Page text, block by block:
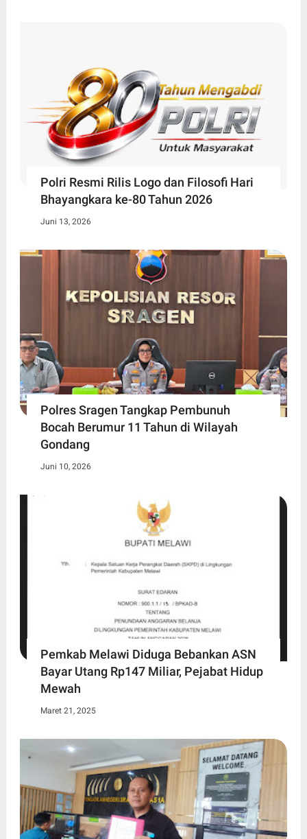
Polri Resmi Rilis Logo dan Filosofi Hari
Bhayangkara ke-80 Tahun 2026
Juni 13, 2026
Polres Sragen Tangkap Pembunuh
Bocah Berumur 11 Tahun di Wilayah
Gondang
Juni 10, 2026
Pemkab Melawi Diduga Bebankan ASN
Bayar Utang Rp147 Miliar, Pejabat Hidup
Mewah
Maret 21, 2025